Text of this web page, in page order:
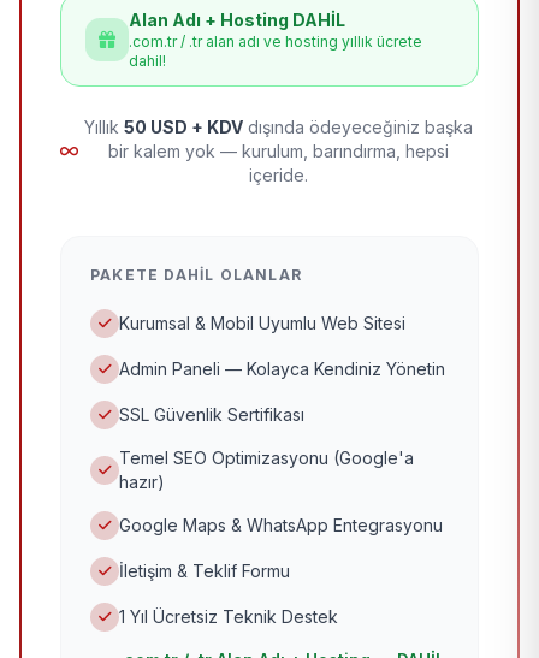
Alan Adı + Hosting DAHİL
.com.tr / .tr alan adı ve hosting yıllık ücrete
dahil!
Yıllık 50 USD + KDV dışında ödeyeceğiniz başka
bir kalem yok — kurulum, barındırma, hepsi
içeride.
PAKETE DAHIL OLANLAR
Kurumsal & Mobil Uyumlu Web Sitesi
Admin Paneli — Kolayca Kendiniz Yönetin
SSL Güvenlik Sertifikası
Temel SEO Optimizasyonu (Google'a
hazır)
Google Maps & WhatsApp Entegrasyonu
İletişim & Teklif Formu
1 Yıl Ücretsiz Teknik Destek